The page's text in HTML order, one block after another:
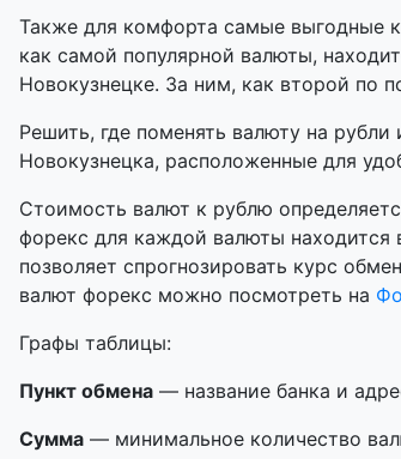
Также для комфорта самые выгодные
как самой популярной валюты,
Новокузнецке. За ним, как второй по
Решить, где поменять валюту на
Новокузнецка, расположенные для
Стоимость валют к рублю
форекс для каждой валюты
позволяет спрогнозировать курс
валют форекс можно посмотреть на
Графы таблицы:
Пункт обмена — название банка и
Сумма — минимальное количество